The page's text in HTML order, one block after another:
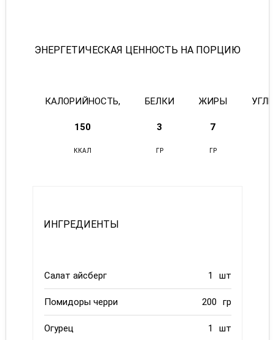
ЭНЕРГЕТИЧЕСКАЯ ЦЕННОСТЬ НА ПОРЦИЮ
КАЛОРИЙНОСТЬ, БЕЛКИ ЖИРЫ
150 3 7
ККАЛ ГР ГР
ИНГРЕДИЕНТЫ
Салат айсберг 1 шт
Помидоры черри 200 гр
Огурец 1 шт